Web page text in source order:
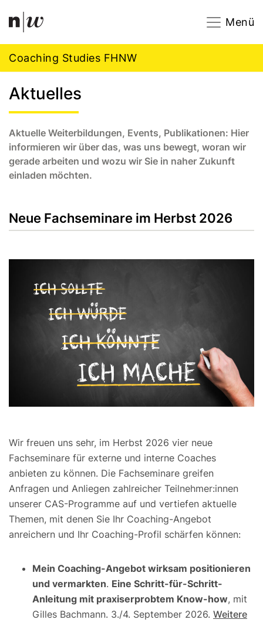
Navigation
Menü
Coaching Studies FHNW
Aktuelles
Aktuelle Weiterbildungen, Events, Publikationen: Hier
informieren wir über das, was uns bewegt, woran wir
gerade arbeiten und wozu wir Sie in naher Zukunft
einladen möchten.
Neue Fachseminare im Herbst 2026
Wir freuen uns sehr, im Herbst 2026 vier neue
Fachseminare für externe und interne Coaches
anbieten zu können. Die Fachseminare greifen
Anfragen und Anliegen zahlreicher Teilnehmer:innen
unserer CAS-Programme auf und vertiefen aktuelle
Themen, mit denen Sie Ihr Coaching-Angebot
anreichern und Ihr Coaching-Profil schärfen können:
Mein Coaching-Angebot wirksam positionieren
und vermarkten. Eine Schritt-für-Schritt-
Anleitung mit praxiserprobtem Know-how, mit
Gilles Bachmann. 3./4. September 2026. Weitere
Footer